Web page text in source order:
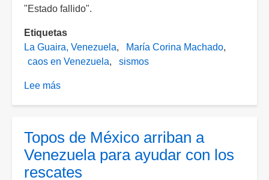
"Estado fallido".
Etiquetas
La Guaira, Venezuela
María Corina Machado
caos en Venezuela
sismos
Lee más
en
un
estado
Topos de México arriban a
Venezuela para ayudar con los
rescates